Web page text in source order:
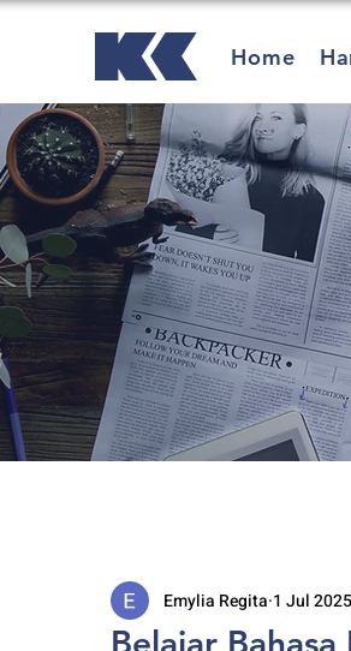
Home
Belajar
Emylia Regita 1 Jul 2025